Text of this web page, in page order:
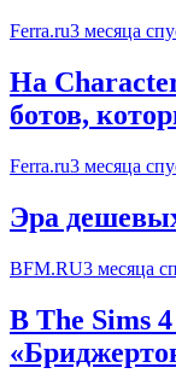
Ferra.ru3 месяца
На
ботов,
Ferra.ru3 месяца
Эра
BFM.RU3 месяца
В The Sims